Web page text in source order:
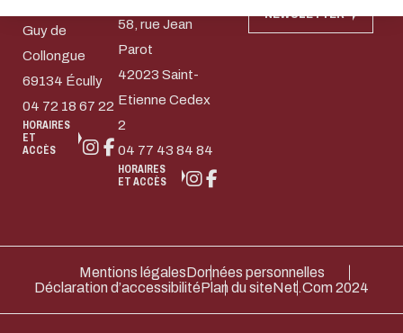
Merci pour votre contribution !
Guy de
Collongue
69134 Écully
04 72 18 67 22
HORAIRES
ET
ACCÈS
58, rue Jean
Parot
42023 Saint-
Etienne Cedex
2
04 77 43 84 84
HORAIRES
ET ACCÈS
NEWSLETTER
Mentions légalesDonnées personnelles
Déclaration d’accessibilitéPlan du siteNet.Com 2024